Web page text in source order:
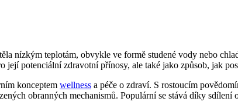
nízkým teplotám, obvykle ve formě studené vody nebo
potenciální zdravotní přínosy, ale také jako způsob, jak
konceptem wellness a péče o zdraví. S rostoucím
obranných mechanismů. Populární se stává díky